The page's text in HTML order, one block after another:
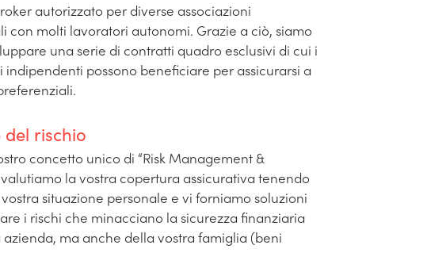
autorizzato per diverse associazioni
con molti lavoratori autonomi. Grazie a ciò, siamo
una serie di contratti quadro esclusivi di cui i
indipendenti possono beneficiare per assicurarsi a
del rischio
concetto unico di “Risk Management &
valutiamo la vostra copertura assicurativa tenendo
situazione personale e vi forniamo soluzioni
i rischi che minacciano la sicurezza finanziaria
azienda, ma anche della vostra famiglia (beni